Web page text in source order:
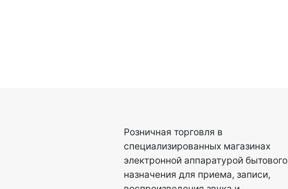
Розничная торговля в
специализированных магазинах
электронной аппаратурой бытового
назначения для приема, записи,